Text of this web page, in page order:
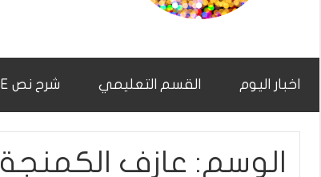
اخبار اليوم القسم التعليمي شرح نص CHAR7NAS 7EME
الوسم: عازف الكمنجة